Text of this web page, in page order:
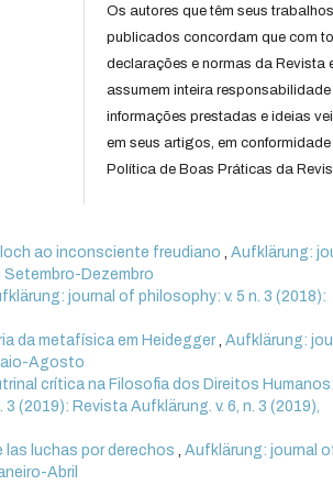
Os autores que têm seus trabalhos
publicados concordam que com
declarações e normas da Revista
assumem inteira responsabilidade
informações prestadas e ideias
em seus artigos, em
Política de Boas Práticas da
ao inconsciente freudiano,Aufklärung:
Setembro-Dezembro
journal of philosophy: v. 5 n. 3 (2018):
da metafísica em Heidegger,Aufklärung:
Agosto
crítica na Filosofia dos Direitos
(2019): Revista Aufklärung. v. 6, n. 3 (2019),
las luchas por derechos,Aufklärung: journal
Abril